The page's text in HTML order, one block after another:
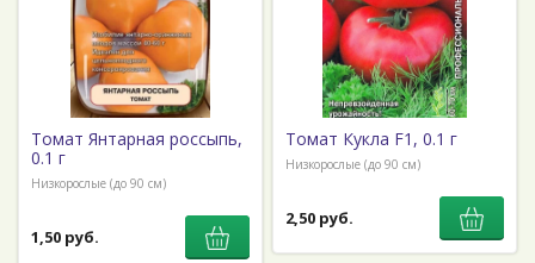
Томат Янтарная россыпь,
0.1 г
Низкорослые (до 90 см)
1,50 руб.
Томат Кукла F1, 0.1 г
Низкорослые (до 90 см)
2,50 руб.